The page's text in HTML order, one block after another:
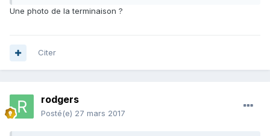
Une photo de la terminaison ?
Citer
rodgers
Posté(e) 27 mars 2017